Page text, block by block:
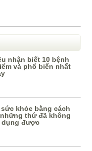
nhận biết 10 bệnh
và phổ biến nhất
sức khỏe bằng cách
thứ đã không
dụng được